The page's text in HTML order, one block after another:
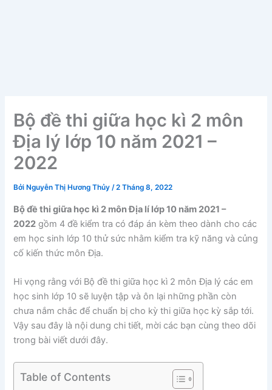
Bộ đề thi giữa học kì 2 môn
Địa lý lớp 10 năm 2021 –
2022
Bởi Nguyễn Thị Hương Thủy/2 Tháng 8, 2022
Bộ đề thi giữa học kì 2 môn Địa lí lớp 10 năm 2021 –
2022 gồm 4 đề kiểm tra có đáp án kèm theo dành cho các
em học sinh lớp 10 thử sức nhằm kiểm tra kỹ năng và củng
cố kiến thức môn Địa.
Hi vọng rằng với Bộ đề thi giữa học kì 2 môn Địa lý các em
học sinh lớp 10 sẽ luyện tập và ôn lại những phần còn
chưa nắm chắc để chuẩn bị cho kỳ thi giữa học kỳ sắp tới.
Vậy sau đây là nội dung chi tiết, mời các bạn cùng theo dõi
trong bài viết dưới đây.
Table of Contents